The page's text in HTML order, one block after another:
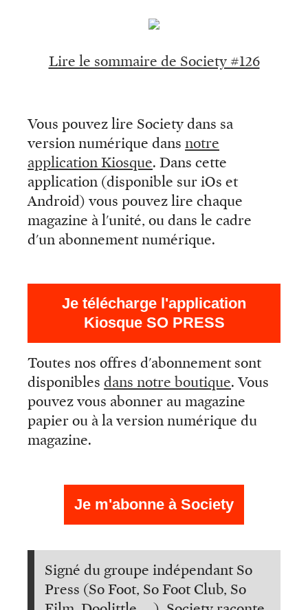
Lire le sommaire de Society #126
Vous pouvez lire Society dans sa
version numérique dans notre
application Kiosque. Dans cette
application (disponible sur iOs et
Android) vous pouvez lire chaque
magazine à l'unité, ou dans le cadre
d'un abonnement numérique.
Je télécharge l'application
Kiosque SO PRESS
Toutes nos offres d'abonnement sont
disponibles dans notre boutique. Vous
pouvez vous abonner au magazine
papier ou à la version numérique du
magazine.
Je m'abonne à Society
Signé du groupe indépendant So
Press (So Foot, So Foot Club, So